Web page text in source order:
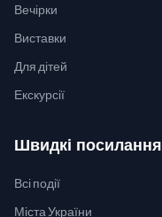
Вечірки
Виставки
Для дітей
Екскурсії
Швидкі посилання
Всі події
Міста України